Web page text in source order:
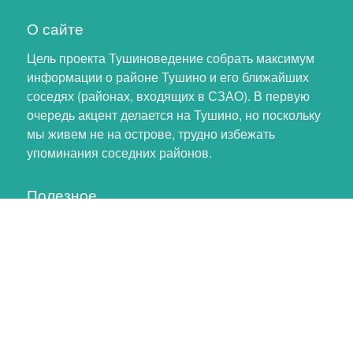
О сайте
Цель проекта Тушиноведение собрать максимум
информации о районе Тушино и его ближайших
соседях (районах, входящих в СЗАО). В первую
очередь акцент делается на Тушино, но поскольку
мы живем не на острове, трудно избежать
упоминания соседних районов.
Полезное